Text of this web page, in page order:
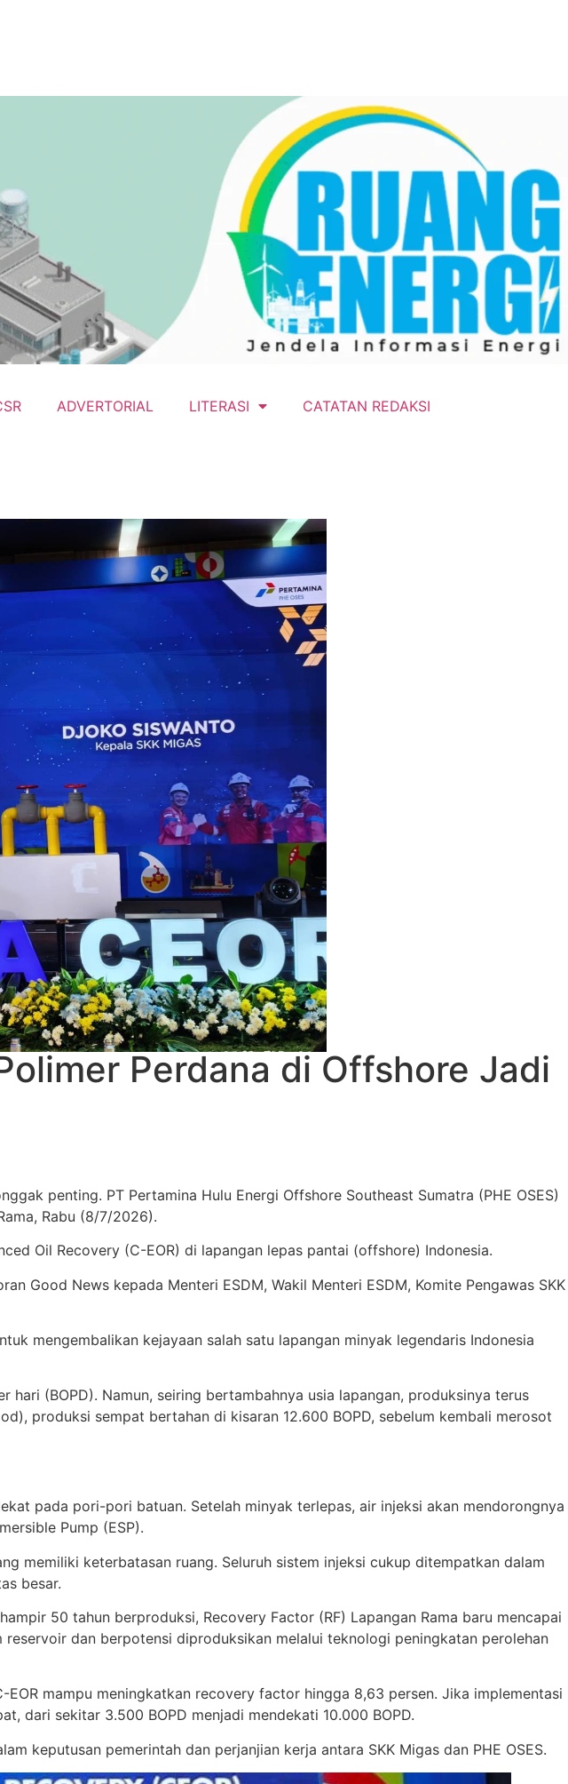
ADVERTORIAL LITERASI CATATAN REDAKSI
Perdana di Offshore Jadi
penting. PT Pertamina Hulu Energi Offshore Southeast Sumatra (PHE OSES)
Rabu (8/7/2026).
Oil Recovery (C-EOR) di lapangan lepas pantai (offshore) Indonesia.
Good News kepada Menteri ESDM, Wakil Menteri ESDM, Komite Pengawas SKK
mengembalikan kejayaan salah satu lapangan minyak legendaris Indonesia
(BOPD). Namun, seiring bertambahnya usia lapangan, produksinya terus
produksi sempat bertahan di kisaran 12.600 BOPD, sebelum kembali merosot
pada pori-pori batuan. Setelah minyak terlepas, air injeksi akan mendorongnya
Pump (ESP).
memiliki keterbatasan ruang. Seluruh sistem injeksi cukup ditempatkan dalam
besar.
50 tahun berproduksi, Recovery Factor (RF) Lapangan Rama baru mencapai
dan berpotensi diproduksikan melalui teknologi peningkatan perolehan
mampu meningkatkan recovery factor hingga 8,63 persen. Jika implementasi
dari sekitar 3.500 BOPD menjadi mendekati 10.000 BOPD.
keputusan pemerintah dan perjanjian kerja antara SKK Migas dan PHE OSES.